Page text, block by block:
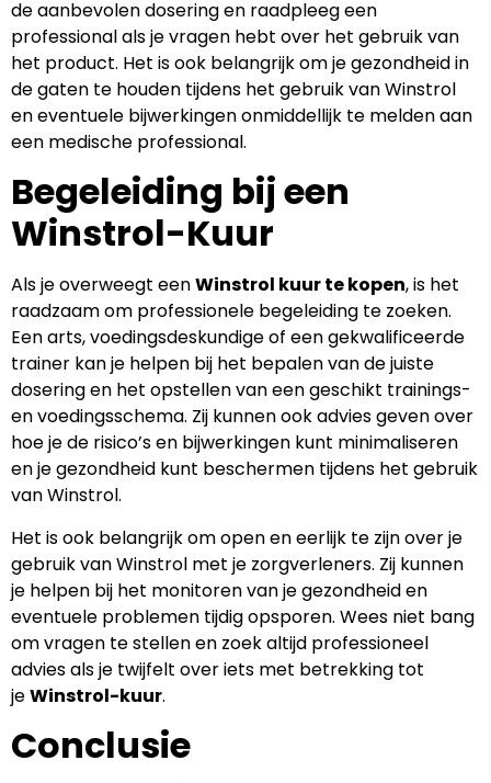
de aanbevolen dosering en raadpleeg een
professional als je vragen hebt over het gebruik van
het product. Het is ook belangrijk om je gezondheid in
de gaten te houden tijdens het gebruik van Winstrol
en eventuele bijwerkingen onmiddellijk te melden aan
een medische professional.
Begeleiding bij een
Winstrol-Kuur
Als je overweegt eenWinstrol kuur te kopen, is het
raadzaam om professionele begeleiding te zoeken.
Een arts, voedingsdeskundige of een gekwalificeerde
trainer kan je helpen bij het bepalen van de juiste
dosering en het opstellen van een geschikt trainings-
en voedingsschema. Zij kunnen ook advies geven over
hoe je de risico’s en bijwerkingen kunt minimaliseren
en je gezondheid kunt beschermen tijdens het gebruik
van Winstrol.
Het is ook belangrijk om open en eerlijk te zijn over je
gebruik van Winstrol met je zorgverleners. Zij kunnen
je helpen bij het monitoren van je gezondheid en
eventuele problemen tijdig opsporen. Wees niet bang
om vragen te stellen en zoek altijd professioneel
advies als je twijfelt over iets met betrekking tot
jeWinstrol-kuur.
Conclusie